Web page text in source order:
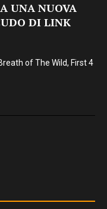
UNA NUOVA
DI LINK
of The Wild, First 4